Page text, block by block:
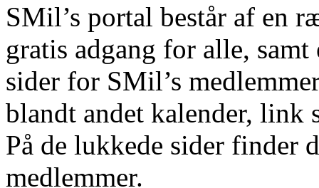
SMil’s portal består af en
gratis adgang for alle,
sider for SMil’s
blandt andet kalender, link
På de lukkede sider finder
medlemmer.